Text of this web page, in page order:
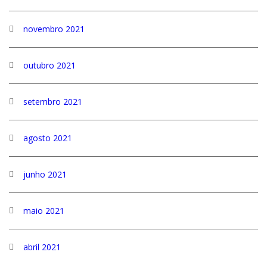
novembro 2021
outubro 2021
setembro 2021
agosto 2021
junho 2021
maio 2021
abril 2021